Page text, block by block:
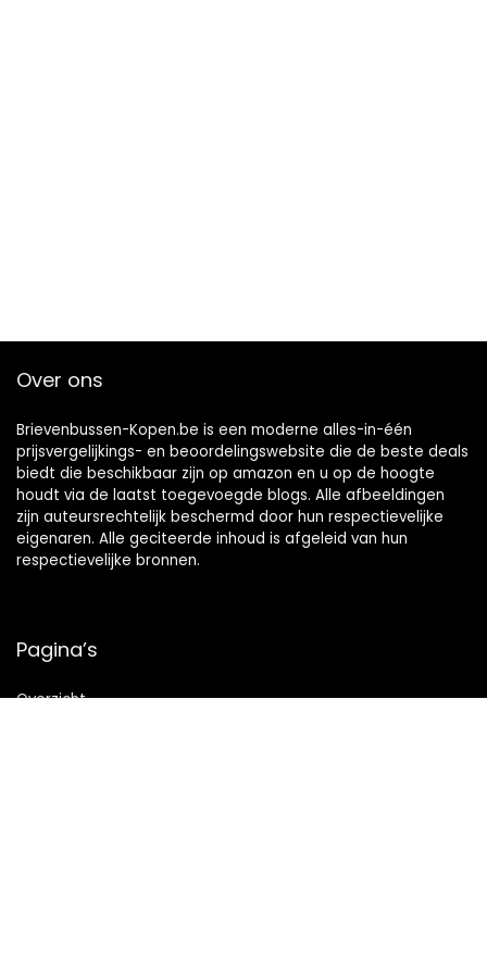
Over ons
Brievenbussen-Kopen.be is een moderne alles-in-één
prijsvergelijkings- en beoordelingswebsite die de beste deals
biedt die beschikbaar zijn op amazon en u op de hoogte
houdt via de laatst toegevoegde blogs. Alle afbeeldingen
zijn auteursrechtelijk beschermd door hun respectievelijke
eigenaren. Alle geciteerde inhoud is afgeleid van hun
respectievelijke bronnen.
Pagina’s
Overzicht